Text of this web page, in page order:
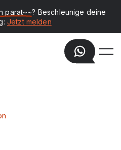
parat~~? Beschleunige deine
Jetzt melden